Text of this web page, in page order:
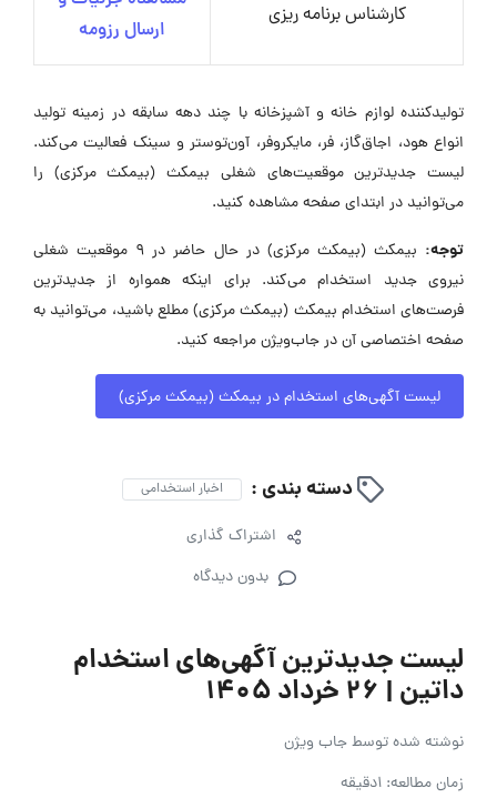
کارشناس برنامه ریزی
ارسال رزومه
تولیدکننده لوازم خانه و آشپزخانه با چند دهه سابقه در زمینه تولید
انواع هود، اجاق‌گاز، فر، مایکروفر، آون‌توستر و سینک فعالیت می‌کند.
لیست جدیدترین موقعیت‌های شغلی بیمکث (بیمکث مرکزی) را
می‌توانید در ابتدای صفحه مشاهده کنید.
توجه:
بیمکث (بیمکث مرکزی) در حال حاضر در ۹ موقعیت شغلی
نیروی جدید استخدام می‌کند. برای اینکه همواره از جدیدترین
فرصت‌های استخدام بیمکث (بیمکث مرکزی) مطلع باشید، می‌توانید به
صفحه اختصاصی آن در جاب‌ویژن مراجعه کنید.
لیست آگهی‌های استخدام در بیمکث (بیمکث مرکزی)
دسته بندی : اخبار استخدامی
اشتراک گذاری
بدون دیدگاه
لیست جدیدترین آگهی‌های استخدام
داتین | ۲۶ خرداد ۱۴۰۵
نوشته شده توسطجاب ویژن
زمان مطالعه: 1دقیقه